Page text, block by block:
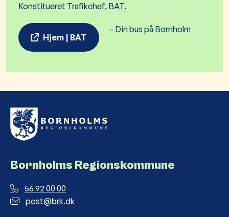
Konstitueret Trafikchef, BAT.
Hjem | BAT
– Din bus på Bornholm
Bornholms Regionskommune
56 92 00 00
post@brk.dk